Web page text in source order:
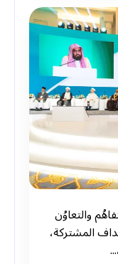
والتعاوُن
المشتركة،